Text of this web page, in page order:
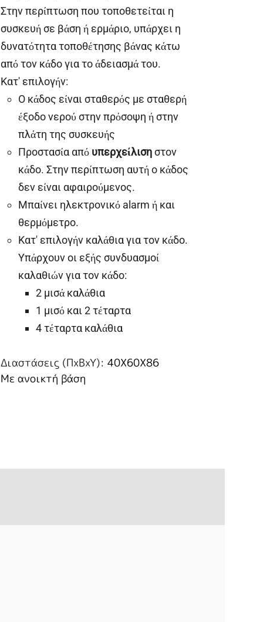
Στην περίπτωση που τοποθετείται η
συσκευή σε βάση ή ερμάριο, υπάρχει η
δυνατότητα τοποθέτησης βάνας κάτω
από τον κάδο για το άδειασμά του.
Κατ' επιλογήν:
Ο κάδος είναι σταθερός με σταθερή
έξοδο νερού στην πρόσοψη ή στην
πλάτη της συσκευής
Προστασία από υπερχείλισηστον
κάδο. Στην περίπτωση αυτή ο κάδος
δεν είναι αφαιρούμενος.
Μπαίνει ηλεκτρονικό alarm ή και
θερμόμετρο.
Κατ' επιλογήν καλάθια για τον κάδο.
Υπάρχουν οι εξής συνδυασμοί
καλαθιών για τον κάδο:
2 μισά καλάθια
1 μισό και 2 τέταρτα
4 τέταρτα καλάθια
Διαστάσεις (ΠxBxY):40X60X86
Με ανοικτή βάση